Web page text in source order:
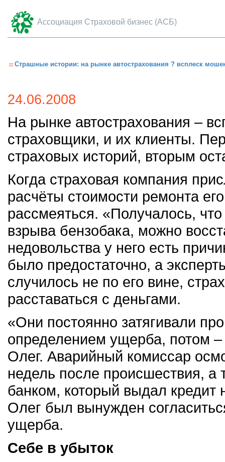
Ассоциация Страховой бизнес (АСБ)
Страшные истории: на рынке автострахования ? всплеск
24.06.2008
На рынке автострахования –
страховщики, и их клиенты.
страховых историй, вторым
Когда страховая компания
расчёты стоимости ремонта
рассмеяться. «Получалось,
взрыва бензобака, можно
недовольства у него есть
было предостаточно, а
случилось не по его вине,
расставаться с деньгами.
«Они постоянно затягивали
определением ущерба, потом
Олег. Аварийный комиссар
недель после происшествия,
банком, который выдал кредит
Олег был вынужден
ущерба.
Себе в убыток